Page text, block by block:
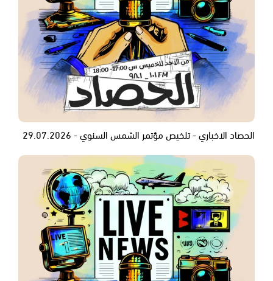
الحصاد الاخباري - تلخيص مؤتمر الشمس السنوي - 29.07.2026